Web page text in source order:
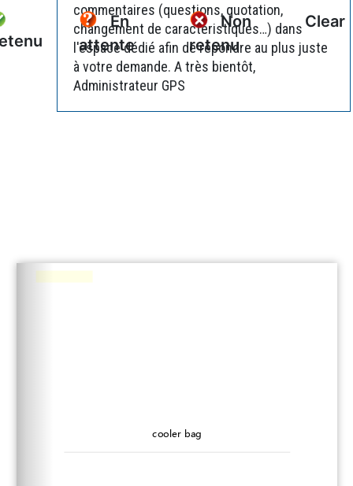
En
attente
Non
retenu
Clear
commentaires (questions, quotation,
changement de caractéristiques…) dans
l'espace dédié afin de répondre au plus juste
à votre demande. A très bientôt,
Administrateur GPS